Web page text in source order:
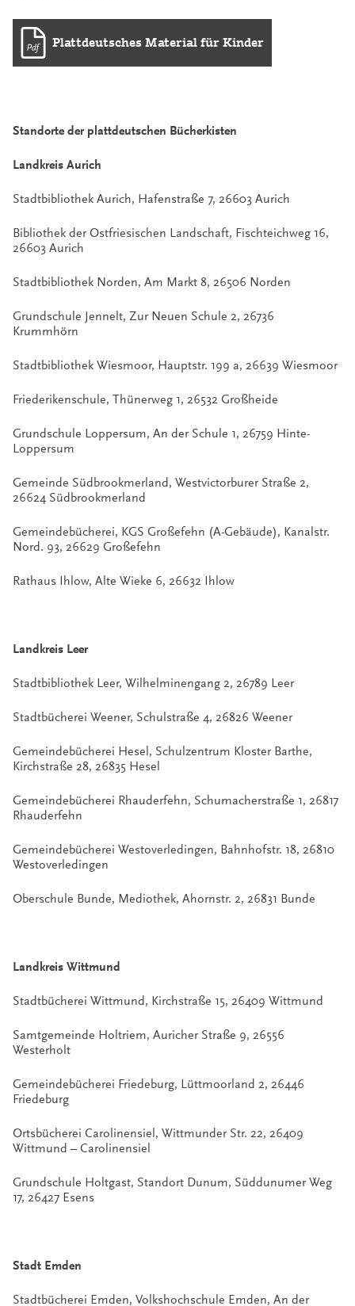
Plattdeutsches Material für Kinder
Standorte der plattdeutschen Bücherkisten
Landkreis Aurich
Stadtbibliothek Aurich, Hafenstraße 7, 26603 Aurich
Bibliothek der Ostfriesischen Landschaft, Fischteichweg 16,
26603 Aurich
Stadtbibliothek Norden, Am Markt 8, 26506 Norden
Grundschule Jennelt, Zur Neuen Schule 2, 26736
Krummhörn
Stadtbibliothek Wiesmoor, Hauptstr. 199 a, 26639 Wiesmoor
Friederikenschule, Thünerweg 1, 26532 Großheide
Grundschule Loppersum, An der Schule 1, 26759 Hinte-
Loppersum
Gemeinde Südbrookmerland, Westvictorburer Straße 2,
26624 Südbrookmerland
Gemeindebücherei, KGS Großefehn (A-Gebäude), Kanalstr.
Nord. 93, 26629 Großefehn
Rathaus Ihlow, Alte Wieke 6, 26632 Ihlow
Landkreis Leer
Stadtbibliothek Leer, Wilhelminengang 2, 26789 Leer
Stadtbücherei Weener, Schulstraße 4, 26826 Weener
Gemeindebücherei Hesel, Schulzentrum Kloster Barthe,
Kirchstraße 28, 26835 Hesel
Gemeindebücherei Rhauderfehn, Schumacherstraße 1, 26817
Rhauderfehn
Gemeindebücherei Westoverledingen, Bahnhofstr. 18, 26810
Westoverledingen
Oberschule Bunde, Mediothek, Ahornstr. 2, 26831 Bunde
Landkreis Wittmund
Stadtbücherei Wittmund, Kirchstraße 15, 26409 Wittmund
Samtgemeinde Holtriem, Auricher Straße 9, 26556
Westerholt
Gemeindebücherei Friedeburg, Lüttmoorland 2, 26446
Friedeburg
Ortsbücherei Carolinensiel, Wittmunder Str. 22, 26409
Wittmund – Carolinensiel
Grundschule Holtgast, Standort Dunum, Süddunumer Weg
17, 26427 Esens
Stadt Emden
Stadtbücherei Emden, Volkshochschule Emden, An der